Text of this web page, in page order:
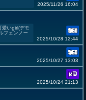
2025/11/26 16:04
愛いgirl(デモ
フェンノー
2025/10/28 12:44
2025/10/27 13:03
2025/10/24 21:13